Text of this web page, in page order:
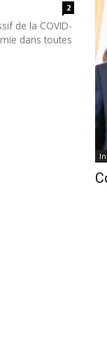
2
de la COVID-
dans toutes